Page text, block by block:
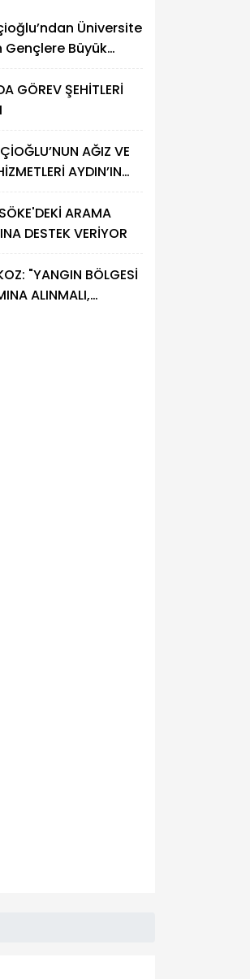
Gençlere Büyük
GÖREV ŞEHİTLERİ
AĞIZ VE
AYDIN’IN
ARAMA
DESTEK VERİYOR
"YANGIN BÖLGESİ
ALINMALI,